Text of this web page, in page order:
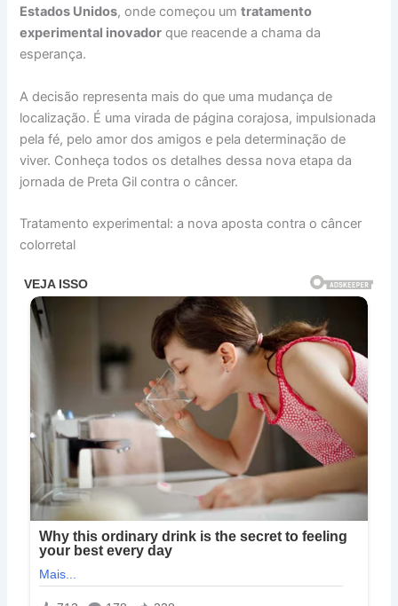
Estados Unidos, onde começou umtratamento
experimental inovador que reacende a chama da
esperança.
A decisão representa mais do que uma mudança de
localização. É uma virada de página corajosa, impulsionada
pela fé, pelo amor dos amigos e pela determinação de
viver. Conheça todos os detalhes dessa nova etapa da
jornada de Preta Gil contra o câncer.
Tratamento experimental: a nova aposta contra o câncer
colorretal